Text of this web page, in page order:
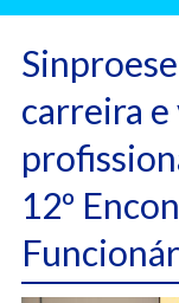
carreira e
12º